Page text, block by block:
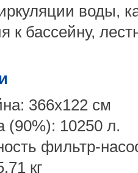
воды,
к бассейну,
366х122 см
(90%): 10250 л.
фильтр-
кг